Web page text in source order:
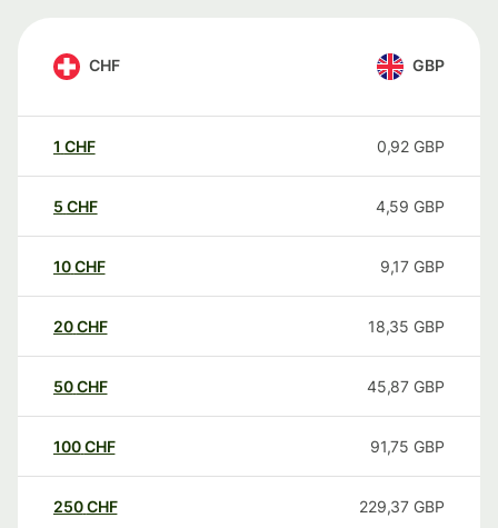
CHF GBP
1 CHF 0,92 GBP
5 CHF 4,59 GBP
10CHF 9,17 GBP
20CHF 18,35 GBP
50CHF 45,87 GBP
100CHF 91,75 GBP
250CHF 229,37 GBP